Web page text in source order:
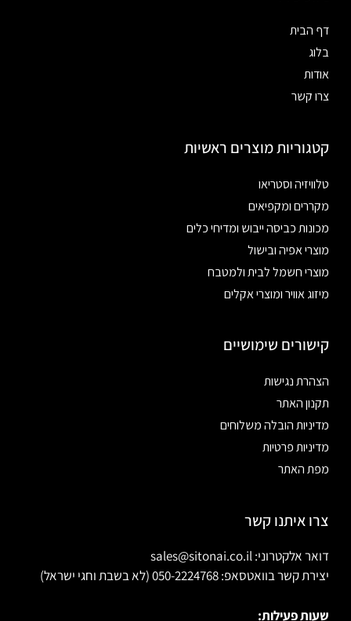
דף הבית
בלוג
אודות
צרו קשר
קטגוריות מוצרים ראשיות
טלוויזיה וסטריאו
מקררים ומקפיאים
מכונות כביסה ייבוש ומדיחי כלים
מוצרי אפיה ובישול
מוצרי חשמל לבית ולמטבח
מיזוג אוויר ומוצרי אקלים
קישורים שימושיים
הצהרת נגישות
תקנון האתר
מדיניות הובלה משלוחים
מדיניות פרטיות
מפת האתר
צרו איתנו קשר
דואר אלקטרוני: sales@sitonai.co.il
יצירת קשר בוואטסאפ: 050-2224768 (לא בשבת וחגי ישראל)
שעות פעילות: